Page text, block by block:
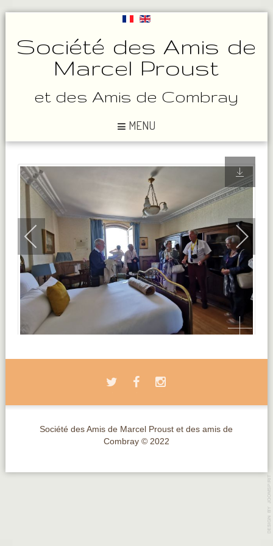
Société des Amis de
Marcel Proust
et des Amis de Combray
MENU
Société des Amis de Marcel Proust et des amis de
Combray © 2022